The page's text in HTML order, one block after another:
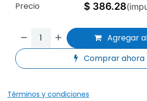
Agregar
Comprar ahora
Precio $ 386.28
Términos y condiciones